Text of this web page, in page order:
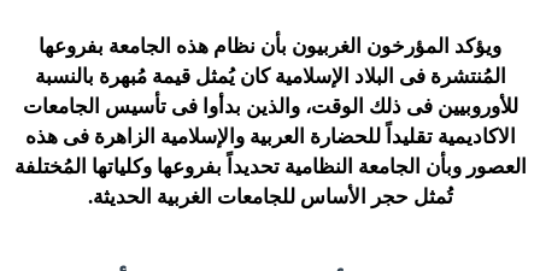
ويؤكد المؤرخون الغربيون بأن نظام هذه الجامعة بفروعها
المُنتشرة فى البلاد الإسلامية كان يُمثل قيمة مُبهرة بالنسبة
للأوروبيين فى ذلك الوقت، والذين بدأوا فى تأسيس الجامعات
الاكاديمية تقليداً للحضارة العربية والإسلامية الزاهرة فى هذه
العصور وبأن الجامعة النظامية تحديداً بفروعها وكلياتها المُختلفة
تُمثل حجر الأساس للجامعات الغربية الحديثة.